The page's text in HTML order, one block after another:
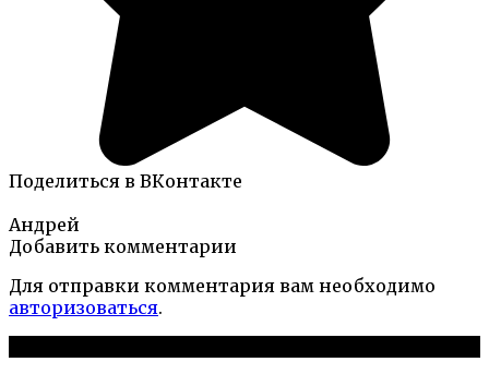
Поделиться в ВКонтакте
Андрей
Добавить комментарии
Для отправки комментария вам необходимо
авторизоваться.